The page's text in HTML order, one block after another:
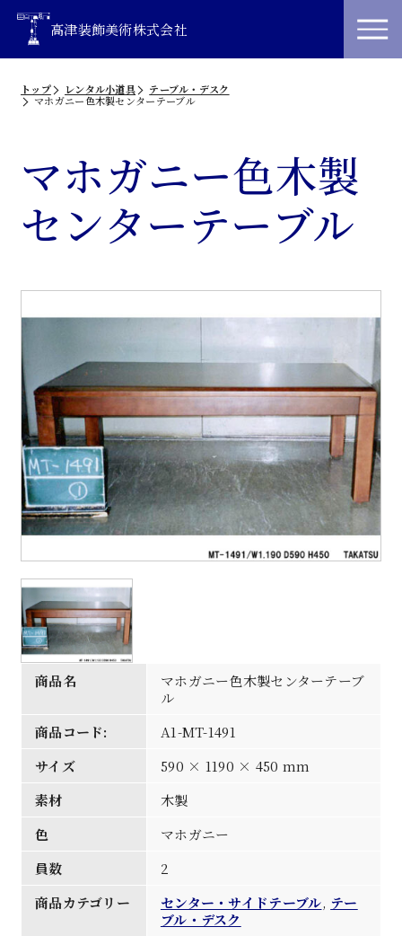
高津装飾美術株式会社
トップ レンタル小道具
テーブル・デスク
マホガニー色木製センターテーブル
マホガニー色木製
センターテーブル
商品名
マホガニー色木製センターテーブ
ル
商品コード:
A1-MT-1491
サイズ
590 × 1190 × 450 mm
素材
木製
色
マホガニー
員数
2
商品カテゴリー
センター・サイドテーブル, テー
ブル・デスク